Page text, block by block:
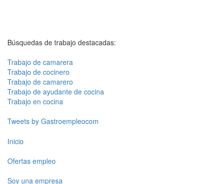
Búsquedas de trabajo destacadas:
Trabajo de camarera
Trabajo de cocinero
Trabajo de camarero
Trabajo de ayudante de cocina
Trabajo en cocina
Tweets by Gastroempleocom
Inicio
Ofertas empleo
Soy una empresa